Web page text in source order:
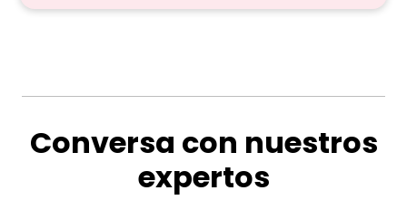
Conversa con nuestros
expertos